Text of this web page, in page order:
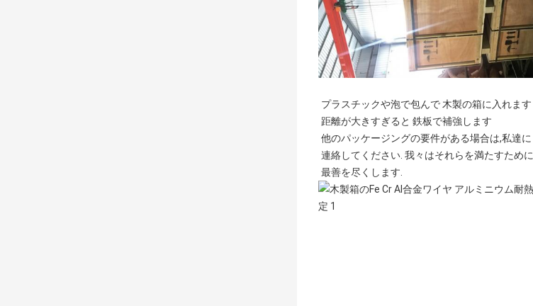
プラスチックや泡で包んで 木製の箱に入れます
距離が大きすぎると 鉄板で補強します
他のパッケージングの要件がある場合は,私達に
連絡してください. 我々はそれらを満たすために
最善を尽くします.